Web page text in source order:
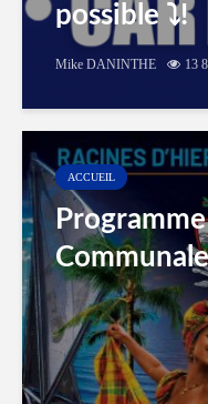
possible ⤵️!
Mike DANINTHE 13
ACCUEIL